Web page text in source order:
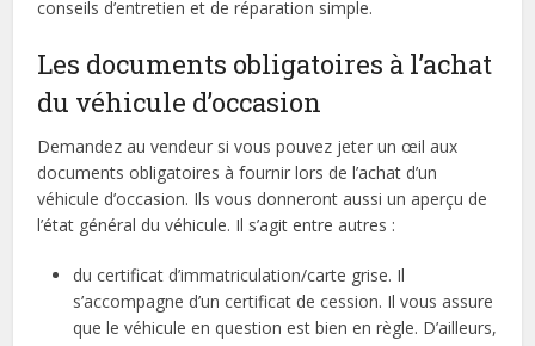
conseils d’entretien et de réparation simple.
Les documents obligatoires à l’achat
du véhicule d’occasion
Demandez au vendeur si vous pouvez jeter un œil aux
documents obligatoires à fournir lors de l’achat d’un
véhicule d’occasion. Ils vous donneront aussi un aperçu de
l’état général du véhicule. Il s’agit entre autres :
du certificat d’immatriculation/carte grise. Il
s’accompagne d’un certificat de cession. Il vous assure
que le véhicule en question est bien en règle. D’ailleurs,